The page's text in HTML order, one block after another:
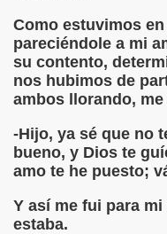
Como estuvimos
pareciéndole a mi
su contento,
nos hubimos de
ambos llorando,
-Hijo, ya sé que no
bueno, y Dios te
amo te he puesto;
Y así me fui para
estaba.
de
a Desarrollar CRE
en Peligro de
Todos (Pedro
Borrás)